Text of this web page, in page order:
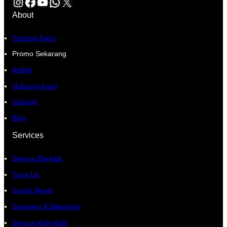
About
Tentang Kami
Promo Sekarang
Artikel
Hubungi Kami
Cabang
Blog
Services
Service Berkala
Tune Up
Gurah Mesin
Spooring & Balancing
Service Kaki-Kaki